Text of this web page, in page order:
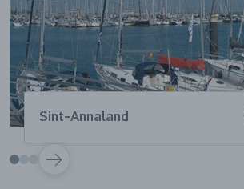
Sint-Annaland
VOLGENDE